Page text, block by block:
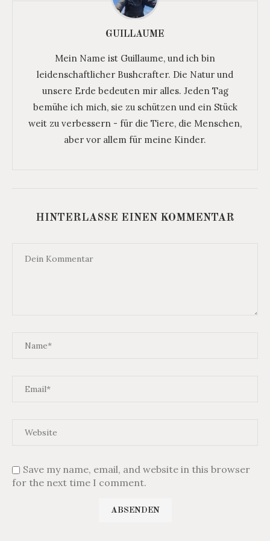
GUILLAUME
Mein Name ist Guillaume, und ich bin
leidenschaftlicher Bushcrafter. Die Natur und
unsere Erde bedeuten mir alles. Jeden Tag
bemühe ich mich, sie zu schützen und ein Stück
weit zu verbessern - für die Tiere, die Menschen,
aber vor allem für meine Kinder.
HINTERLASSE EINEN KOMMENTAR
Save my name, email, and website in this browser
for the next time I comment.